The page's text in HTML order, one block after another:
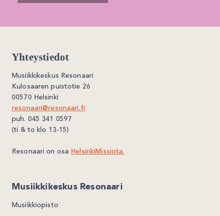
Yhteystiedot
Musiikkikeskus Resonaari
Kulosaaren puistotie 26
00570 Helsinki
resonaari@resonaari.fi
puh. 045 341 0597
(ti & to klo 13-15)
Resonaari on osa HelsinkiMissiota.
Musiikkikeskus Resonaari
Musiikkiopisto